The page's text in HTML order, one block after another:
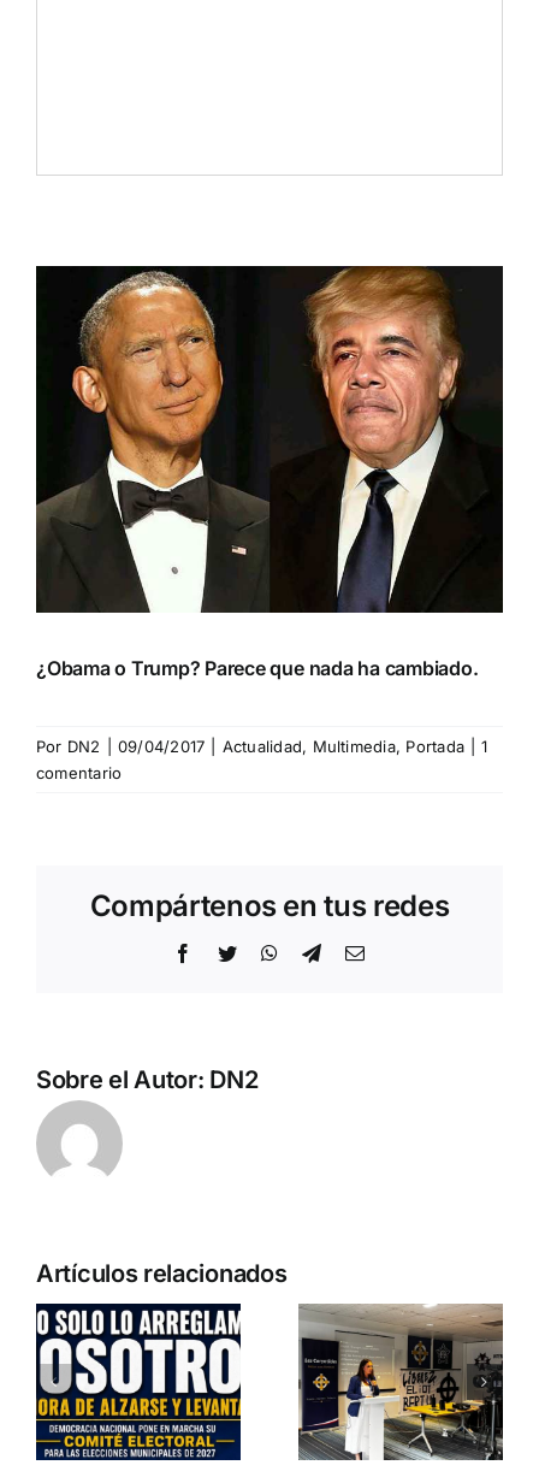
¿Obama o Trump? Parece que nada ha cambiado.
Por DN2 09/04/2017 Actualidad, Multimedia, Portada
1
comentario
Compártenos en tus redes
Facebook
Twitter WhatsApp
TelegramCorreo
Sobre el Autor: DN2
Artículos relacionados
Entrevista a
Jennifer
Amaro
Departamento Pro-Vida
participa en
«La
Burbuja»
de
Periodista